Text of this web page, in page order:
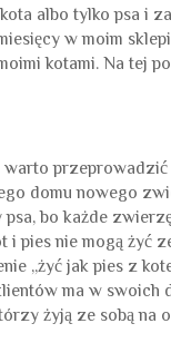
albo tylko psa i
w moim
kotami. Na tej
warto
domu nowego
bo każde
i pies nie mogą żyć
„żyć jak pies z
ma w swoich
żyją ze sobą na